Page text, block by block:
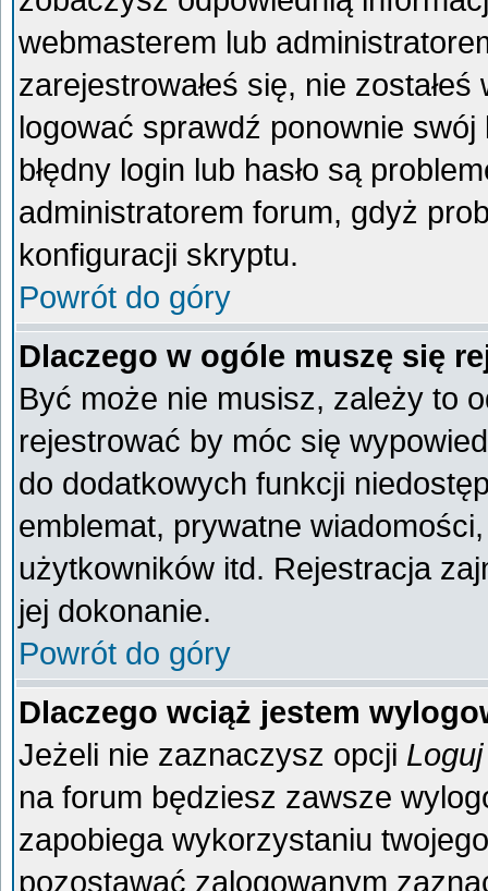
webmasterem lub
zarejestrowałeś się, nie
logować sprawdź ponownie swój
błędny login lub hasło są
administratorem forum, gdyż
konfiguracji skryptu.
Powrót do góry
Dlaczego w ogóle muszę się
Być może nie musisz, zależy to
rejestrować by móc się
do dodatkowych funkcji
emblemat, prywatne
użytkowników itd. Rejestracja
jej dokonanie.
Powrót do góry
Dlaczego wciąż jestem
Jeżeli nie zaznaczysz opcji
na forum będziesz zawsze
zapobiega wykorzystaniu
pozostawać zalogowanym